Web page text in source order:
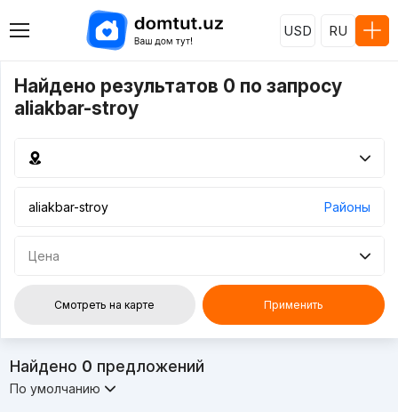
USD RU
Найдено результатов 0 по запросу
aliakbar-stroy
Районы
Цена
Смотреть на карте Применить
Найдено 0 предложений
По умолчанию